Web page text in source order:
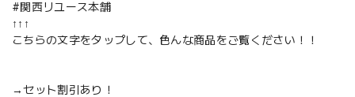
#関西リユース本舗
↑↑↑
こちらの文字をタップして、色んな商品をご覧ください！！
→セット割引あり！